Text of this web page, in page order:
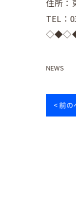
住所：
TEL：
NEWS
< 前の